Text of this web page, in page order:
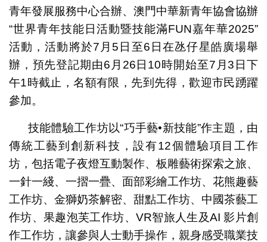
青年發展服務中心合辦、澳門中華新青年協會協辦
“世界青年技能日活動暨技能滿FUN嘉年華2025”
活動，活動將於7月5日至6日在氹仔星皓廣場舉
辦，預先登記期由6月26日10時開始至7月3日下
午1時截止，名額有限，先到先得，歡迎市民踴躍
參加。
技能體驗工作坊以“巧手藝•新技能”作主題，由
傳統工藝到創新科技，設有12個體驗項目工作
坊，包括電子夜燈互動製作、板雕藝術探索之旅、
一針一綫、一摺一疊、面部彩繪工作坊、花熊趣藝
工作坊、金獅奶茶解密、甜點工作坊、中國茶藝工
作坊、果趣泡芙工作坊、VR智旅人生及AI 影片創
作工作坊，讓參與人士動手操作，親身感受職業技